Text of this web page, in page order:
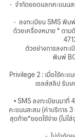
EN
- จำกัดยอดแลกคะแนน
- ลงทะเบียน SMS พิม
ด้วยเครื่องหมาย * ตาม
ตัวอย่างการลงทะ
พิมพ์
Privilege 2 : เมื่อใช้คะแ
เซลส์สลิป รับเ
• SMS ลงทะเบียนมาที่
คะแนนสะสม (ค่าบริการ
สุดท้าย*ยอดใช้จ่าย (ไม่ใ